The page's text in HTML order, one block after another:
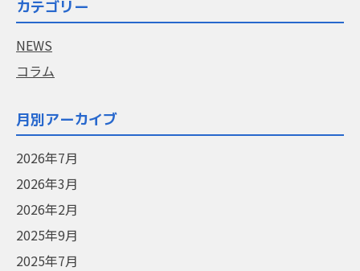
最近では英検のスコアを使
って入試が受けられる大学
が増えてきました。皆さん
[…]
カテゴリー
NEWS
コラム
月別アーカイブ
2026年7月
2026年3月
2026年2月
2025年9月
2025年7月